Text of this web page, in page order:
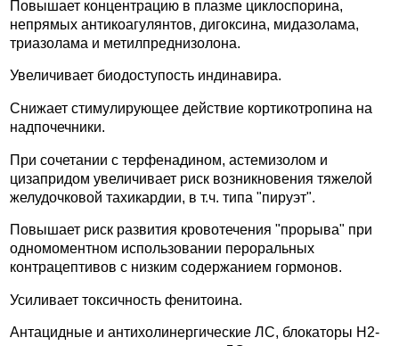
Повышает концентрацию в плазме циклоспорина,
непрямых антикоагулянтов, дигоксина, мидазолама,
триазолама и метилпреднизолона.
Увеличивает биодоступость индинавира.
Снижает стимулирующее действие кортикотропина на
надпочечники.
При сочетании с терфенадином, астемизолом и
цизапридом увеличивает риск возникновения тяжелой
желудочковой тахикардии, в т.ч. типа "пируэт".
Повышает риск развития кровотечения "прорыва" при
одномоментном использовании пероральных
контрацептивов с низким содержанием гормонов.
Усиливает токсичность фенитоина.
Антацидные и антихолинергические ЛС, блокаторы H2-